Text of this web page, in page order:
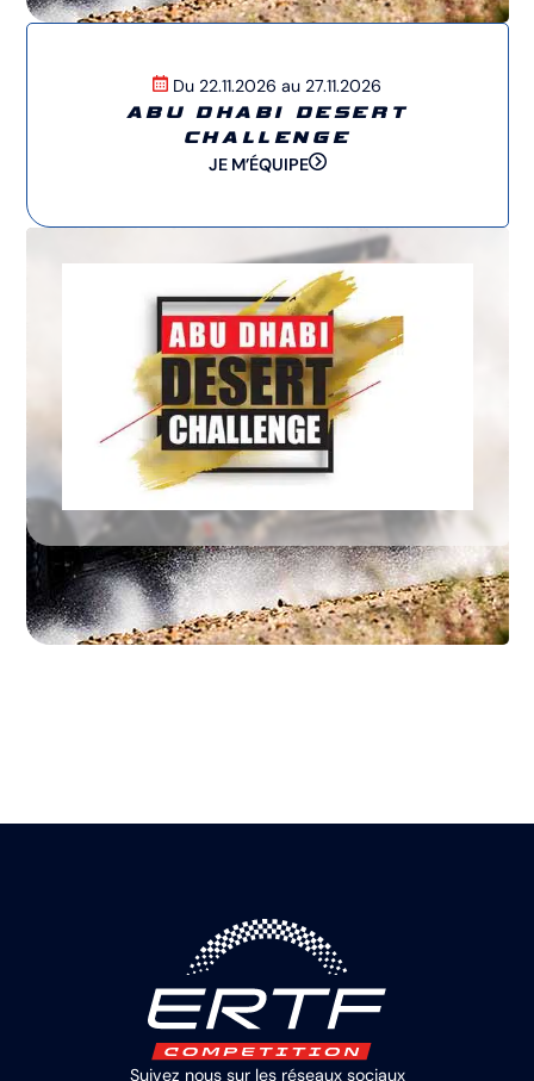
Du 22.11.2026 au 27.11.2026
ABU DHABI DESERT
CHALLENGE
JE M’ÉQUIPE
Suivez nous sur les réseaux sociaux